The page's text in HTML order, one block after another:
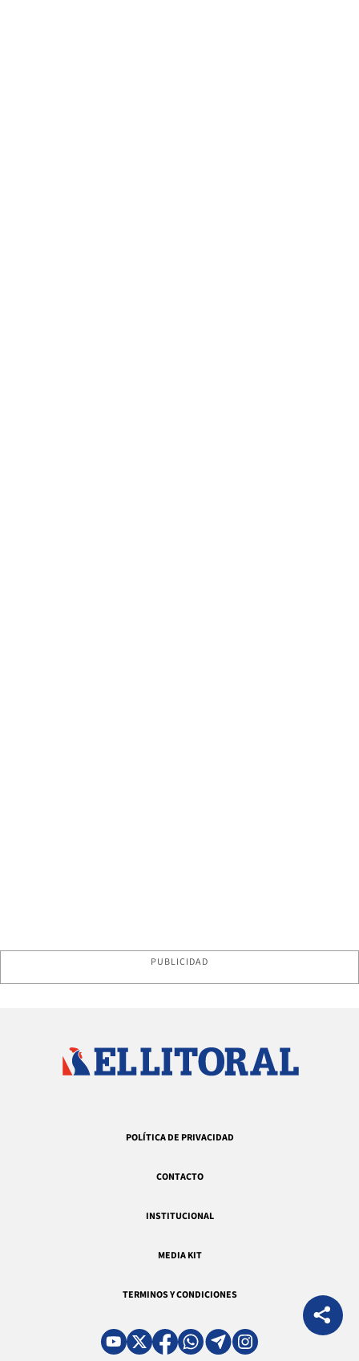
PUBLICIDAD
POLÍTICA DE PRIVACIDAD
CONTACTO
INSTITUCIONAL
MEDIA KIT
TERMINOS Y CONDICIONES